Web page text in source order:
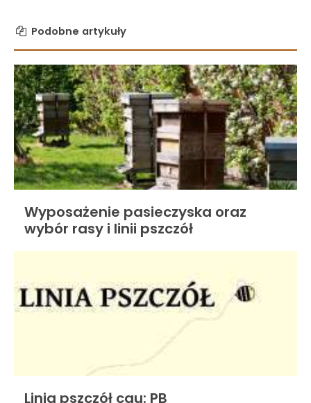
Podobne artykuły
Wyposażenie pasieczyska oraz
wybór rasy i linii pszczół
Linia pszczół cau: PB